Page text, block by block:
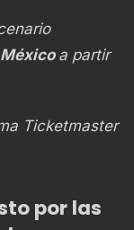
a partir
Ticketmaster
por las